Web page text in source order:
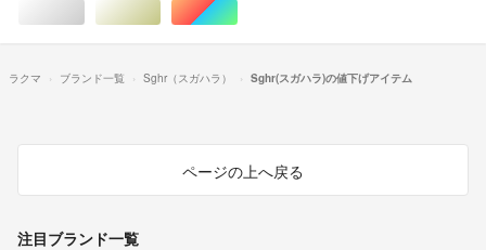
シルバー/銀色系ゴールド/金色系マルチカラー
ラクマ ブランド一覧 Sghr（スガハラ） Sghr(スガハラ)の値下げアイテム
ページの上へ戻る
注目ブランド一覧